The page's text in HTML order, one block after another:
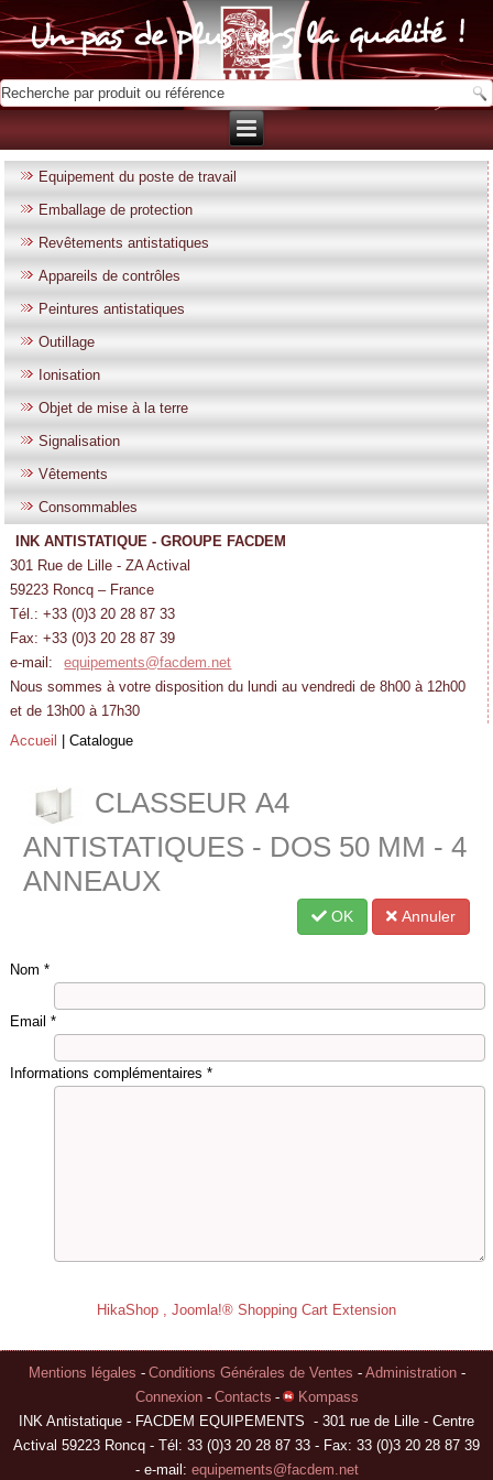
Equipement du poste de travail
Emballage de protection
Revêtements antistatiques
Appareils de contrôles
Peintures antistatiques
Outillage
Ionisation
Objet de mise à la terre
Signalisation
Vêtements
Consommables
INK ANTISTATIQUE - GROUPE FACDEM
301 Rue de Lille - ZA Actival
59223 Roncq – France
Tél.: +33 (0)3 20 28 87 33
Fax: +33 (0)3 20 28 87 39
e-mail:
equipements@facdem.net
Nous sommes à votre disposition du lundi au vendredi de 8h00 à 12h00
et de 13h00 à 17h30
Accueil
|Catalogue
CLASSEUR A4
ANTISTATIQUES - DOS 50 MM - 4
ANNEAUX
OK Annuler
Nom*
Email*
Informations complémentaires*
HikaShop , Joomla!® Shopping Cart Extension
Mentions légales - Conditions Générales de Ventes - Administration -
Connexion - Contacts -
Kompass
INK Antistatique - FACDEM EQUIPEMENTS - 301 rue de Lille - Centre
Actival 59223 Roncq - Tél: 33 (0)3 20 28 87 33 - Fax: 33 (0)3 20 28 87 39
- e-mail: equipements@facdem.net